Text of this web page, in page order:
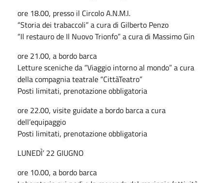
ore 18.00, presso il Circolo A.N.M.I.
“Storia dei trabaccoli” a cura di Gilberto Penzo
“Il restauro de Il Nuovo Trionfo” a cura di Massimo Gin
ore 21.00, a bordo barca
Letture sceniche da “Viaggio intorno al mondo” a cura
della compagnia teatrale “CittàTeatro”
Posti limitati, prenotazione obbligatoria
ore 22.00, visite guidate a bordo barca a cura
dell’equipaggio
Posti limitati, prenotazione obbligatoria
LUNEDÌ’ 22 GIUGNO
ore 10.00, a bordo barca